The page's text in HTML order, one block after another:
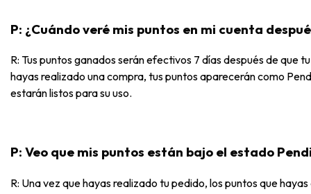
P: ¿Cuándo veré mis puntos en mi cuenta
R: Tus puntos ganados serán efectivos 7 días después de que
hayas realizado una compra, tus puntos aparecerán como
estarán listos para su uso.
P: Veo que mis puntos están bajo el estado
R: Una vez que hayas realizado tu pedido, los puntos que